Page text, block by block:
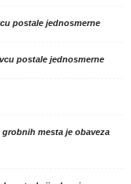
postale jednosmerne
postale jednosmerne
mesta je obaveza